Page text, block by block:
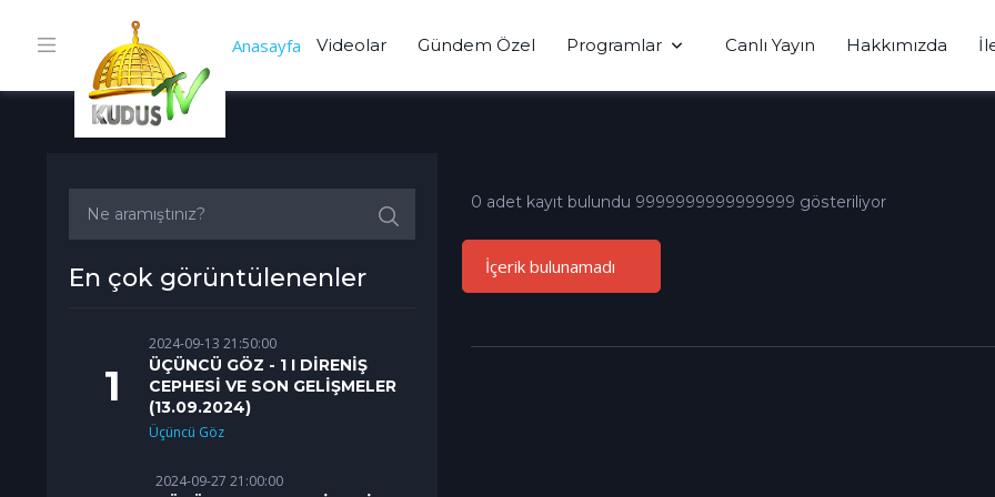
Anasayfa Videolar Gündem Özel Programlar Canlı Yayın Hakkımızda
En çok görüntülenenler
2024-09-13 21:50:00
ÜÇÜNCÜ GÖZ - 1 I DİRENİŞ
CEPHESİ VE SON GELİŞMELER
(13.09.2024)
Üçüncü Göz
2024-09-27 21:00:00
0 adet kayıt bulundu 9999999999999999 gösteriliyor
İçerik bulunamadı